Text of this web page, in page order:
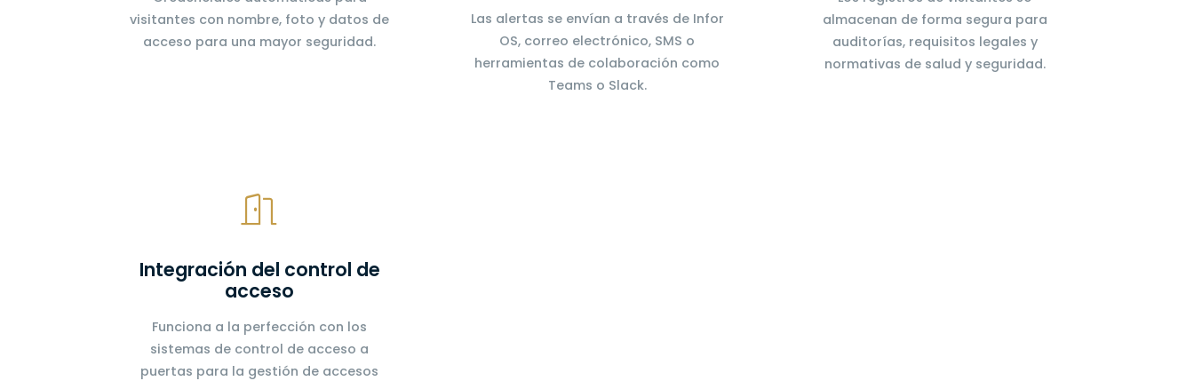
visitantes con nombre, foto y datos de
acceso para una mayor seguridad.
Las alertas se envían a través de Infor
OS, correo electrónico, SMS o
herramientas de colaboración como
Teams o Slack.
almacenan de forma segura para
auditorías, requisitos legales y
normativas de salud y seguridad.
Integración del control de
acceso
Funciona a la perfección con los
sistemas de control de acceso a
puertas para la gestión de accesos